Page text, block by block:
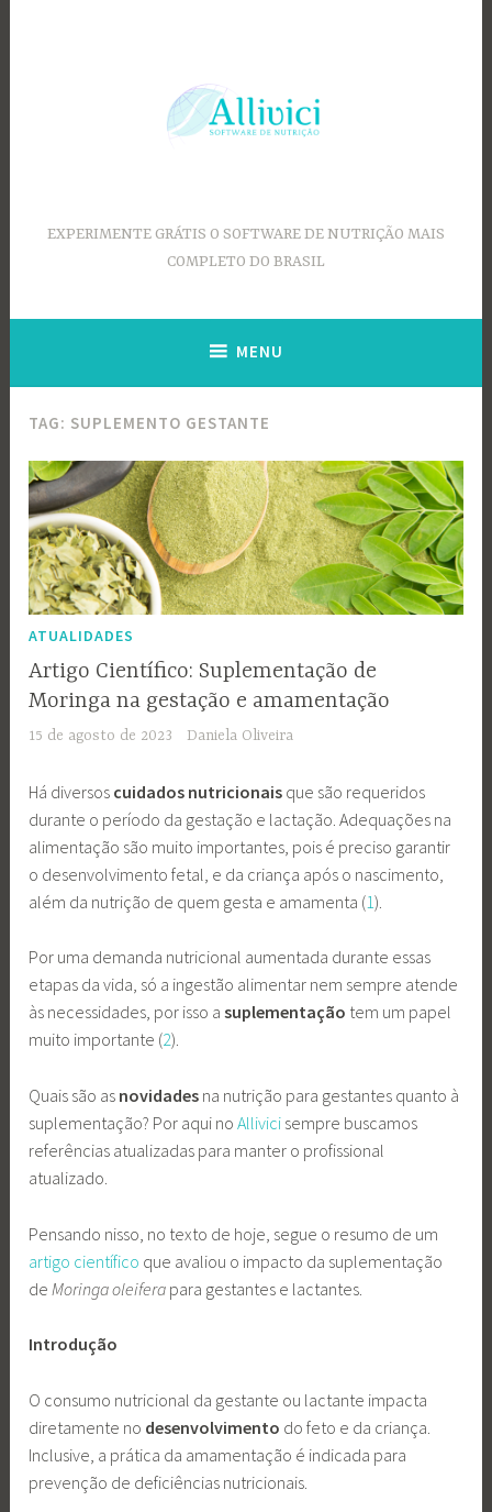
EXPERIMENTE GRÁTIS O SOFTWARE DE NUTRIÇÃO MAIS
COMPLETO DO BRASIL
MENU
TAG: SUPLEMENTO GESTANTE
ATUALIDADES
Artigo Científico: Suplementação de
Moringa na gestação e amamentação
15 de agosto de 2023 Daniela Oliveira
Há diversos cuidados nutricionais que são requeridos
durante o período da gestação e lactação. Adequações na
alimentação são muito importantes, pois é preciso garantir
o desenvolvimento fetal, e da criança após o nascimento,
além da nutrição de quem gesta e amamenta (1).
Por uma demanda nutricional aumentada durante essas
etapas da vida, só a ingestão alimentar nem sempre atende
às necessidades, por isso asuplementação tem um papel
muito importante (2).
Quais são as novidades na nutrição para gestantes quanto à
suplementação? Por aqui noAllivici sempre buscamos
referências atualizadas para manter o profissional
atualizado.
Pensando nisso, no texto de hoje, segue o resumo de um
artigo científico que avaliou o impacto da suplementação
de Moringa oleifera para gestantes e lactantes.
Introdução
O consumo nutricional da gestante ou lactante impacta
diretamente no desenvolvimento do feto e da criança.
Inclusive, a prática da amamentação é indicada para
prevenção de deficiências nutricionais.